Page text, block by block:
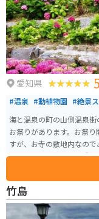
三河一色えびせんべいな
の特産品を味わってみる
愛知県 5
#温泉 #動植物園 #絶景
海と温泉の町の山側温泉
お祭りがあります。お祭
すが、お寺の敷地内なの
ただけます。珍しい品種
ライトアップされてホタ
竹島